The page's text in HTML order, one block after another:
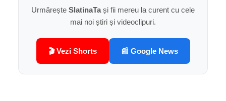
Urmărește SlatinaTași fii mereu la curent cu cele
mai noi știri și videoclipuri.
🎬 Vezi Shorts 📰 Google News